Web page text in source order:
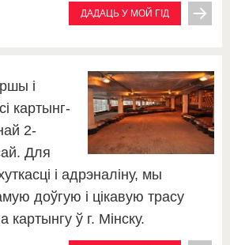
ДАДАЦЬ У МОЙ ГІД
і
картынг-
2-
Для
і адрэналіну, мы
доўгую і цікавую трасу
картынгу ў г. Мінску.